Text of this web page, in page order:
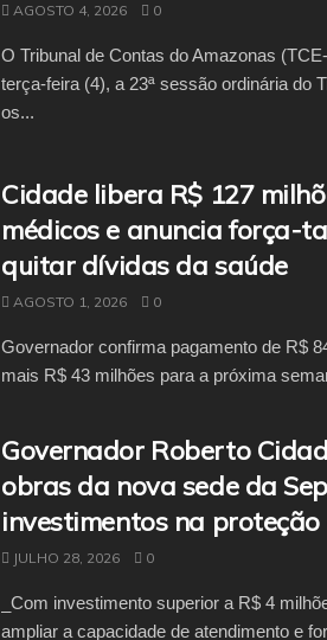
AGOSTO 4, 2026 0
O Tribunal de Contas do Amazonas
terça-feira (4), a 23ª sessão ordinária do
os...
Cidade libera R$ 127
médicos e anuncia força-
quitar dívidas da saúde
AGOSTO 1, 2026 0
Governador confirma pagamento de R$
mais R$ 43 milhões para a próxima
Governador Roberto
obras da nova sede da
investimentos na
JULHO 28, 2026 0
_Com investimento superior a R$ 4
ampliar a capacidade de atendimento e